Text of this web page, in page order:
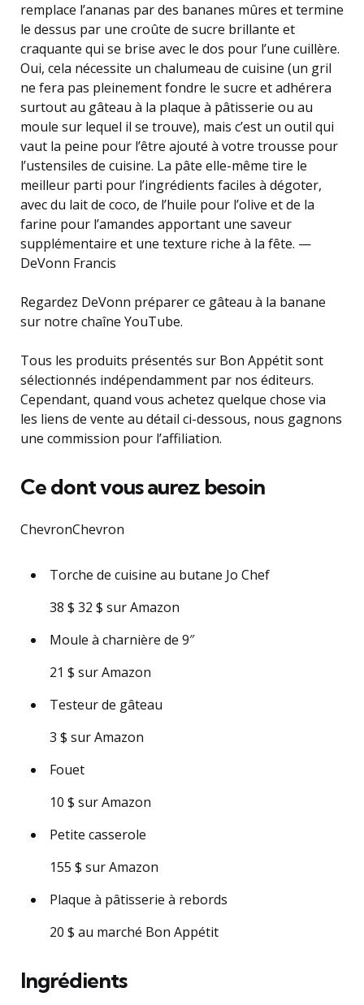
remplace l’ananas par des bananes mûres et termine
le dessus par une croûte de sucre brillante et
craquante qui se brise avec le dos pour l’une cuillère.
Oui, cela nécessite un chalumeau de cuisine (un gril
ne fera pas pleinement fondre le sucre et adhérera
surtout au gâteau à la plaque à pâtisserie ou au
moule sur lequel il se trouve), mais c’est un outil qui
vaut la peine pour l’être ajouté à votre trousse pour
l’ustensiles de cuisine. La pâte elle-même tire le
meilleur parti pour l’ingrédients faciles à dégoter,
avec du lait de coco, de l’huile pour l’olive et de la
farine pour l’amandes apportant une saveur
supplémentaire et une texture riche à la fête. —
DeVonn Francis
Regardez DeVonn préparer ce gâteau à la banane
sur notre chaîne YouTube.
Tous les produits présentés sur Bon Appétit sont
sélectionnés indépendamment par nos éditeurs.
Cependant, quand vous achetez quelque chose via
les liens de vente au détail ci-dessous, nous gagnons
une commission pour l’affiliation.
Ce dont vous aurez besoin
ChevronChevron
Torche de cuisine au butane Jo Chef
38 $ 32 $ sur Amazon
Moule à charnière de 9″
21 $ sur Amazon
Testeur de gâteau
3 $ sur Amazon
Fouet
10 $ sur Amazon
Petite casserole
155 $ sur Amazon
Plaque à pâtisserie à rebords
20 $ au marché Bon Appétit
Ingrédients